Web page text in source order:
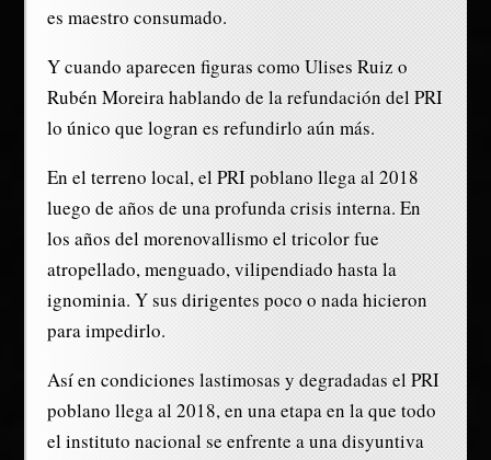
es maestro consumado.
Y cuando aparecen figuras como Ulises Ruiz o
Rubén Moreira hablando de la refundación del PRI
lo único que logran es refundirlo aún más.
En el terreno local, el PRI poblano llega al 2018
luego de años de una profunda crisis interna. En
los años del morenovallismo el tricolor fue
atropellado, menguado, vilipendiado hasta la
ignominia. Y sus dirigentes poco o nada hicieron
para impedirlo.
Así en condiciones lastimosas y degradadas el PRI
poblano llega al 2018, en una etapa en la que todo
el instituto nacional se enfrente a una disyuntiva